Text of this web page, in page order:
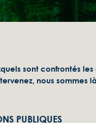
sont confrontés
nous sommes
PUBLIQUES